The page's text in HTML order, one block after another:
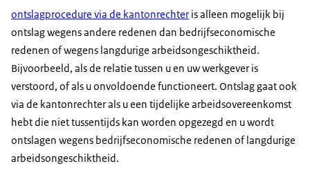
ontslagprocedure via de kantonrechter is alleen mogelijk bij
ontslag wegens andere redenen dan bedrijfseconomische
redenen of wegens langdurige arbeidsongeschiktheid.
Bijvoorbeeld, als de relatie tussen u en uw werkgever is
verstoord, of als u onvoldoende functioneert. Ontslag gaat ook
via de kantonrechter als u een tijdelijke arbeidsovereenkomst
hebt die niet tussentijds kan worden opgezegd en u wordt
ontslagen wegens bedrijfseconomische redenen of langdurige
arbeidsongeschiktheid.